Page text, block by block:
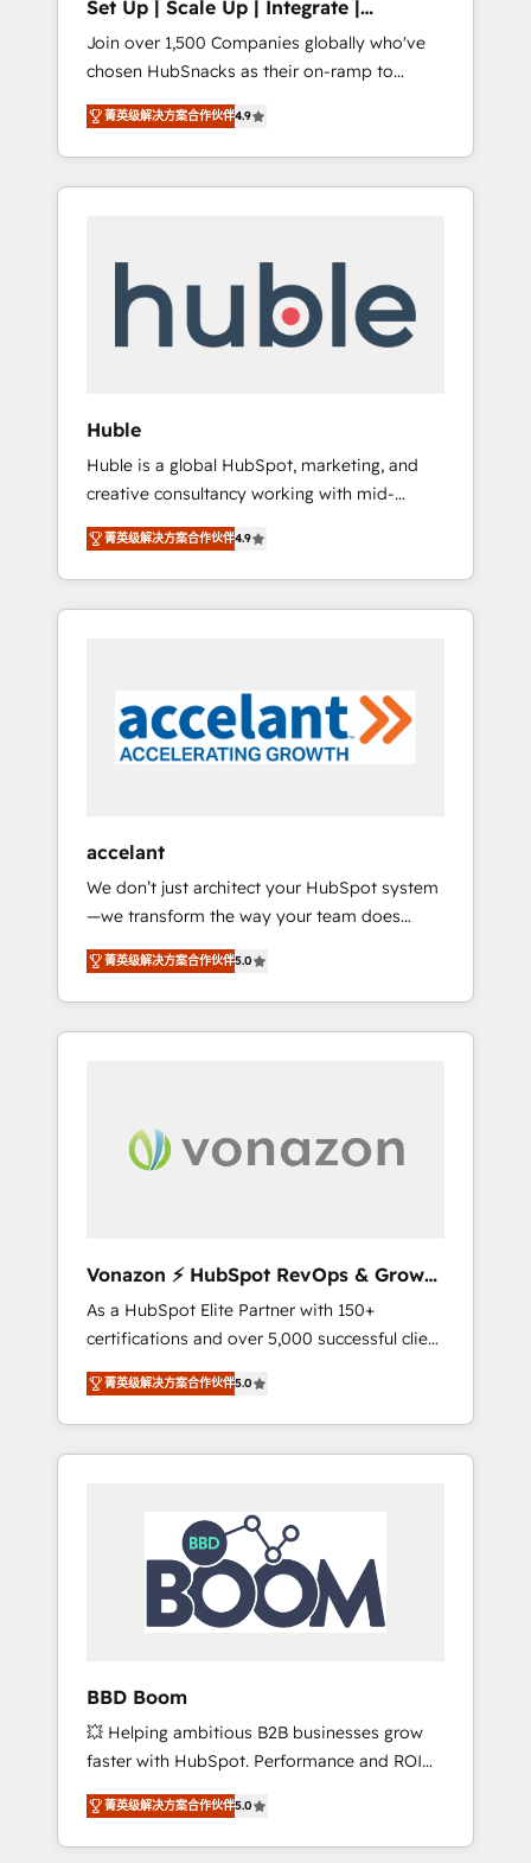
people, exciting ideas and can-do mentality,
we ensure revenue growth on a daily basis.
So tell us your challenge; our passionate and
growth driven team of 100+ experts is ready
for you! Driving digital growth |
www.brightdigital.com
Set Up | Scale Up | Integrate |
HubSnacks FlexPlan
Join over 1,500 Companies globally who've
chosen HubSnacks as their on-ramp to
HubSpot since 2014 Simple pay-as-you-go
plans that accelerate value... 1️⃣ Set Up |
Onboarding New or Check-fixing existing
HubSpot portals 2️⃣ Scale Up | 100% HubSpot
API Integration project... ⬅️ Click "Contact
Business" ⬅️ to access 150+ Kickstart
Paypal 💰 Sage or Netsuite 🤖 Google or
Microsoft ✍️ DocuSign or PandaDoc 🌐
Avalara or Quaderno HubSnacks holds the
rare Advanced "Custom Integrations"
Accreditation, securely sync data across... 🔄
any apps, in any direction. Stuck on your old
CRM..? Migrate | seamlessly off your old CRM
our in-house "HubScrub" Tool.
菁英级解决方案合作伙伴4.9
Huble
Huble is a global HubSpot, marketing, and
creative consultancy working with mid-
market and enterprise businesses. We go
beyond implementation, shaping the
strategy, processes, and teams that turn
HubSpot into a genuine growth engine.
5 partners worldwide, and with over 15 years
in the ecosystem, Huble has built a track
record that speaks for itself. One company,
Singapore, and South Africa. Certified
compliant with ISO/IEC 27001:2022 and ISO
9001:2015 across all seven international
offices and 175+ employees.
菁英级解决方案合作伙伴4.9
accelant
We don’t just architect your HubSpot system
—we transform the way your team does
business. As an Elite HubSpot Solutions
Partner, we specialize in creating tailored,
end-to-end CRM solutions that accelerate
growth, improve operational efficiency, and
time to deeply understand your unique
needs, crafting custom strategies that deliver
responsiveness, and ongoing support, we
equip your team to adopt new systems with
confidence and achieve a unified, data-
driven approach to customer engagement.
菁英级解决方案合作伙伴5.0
Vonazon ⚡ HubSpot RevOps & Growth
Strategy Experts
As a HubSpot Elite Partner with 150+
certifications and over 5,000 successful client
engagements, Vonazon turns marketing
complexity into measurable, scalable growth.
From onboarding to enterprise-grade
campaigns, our in-house team builds scalable
HubSpot Integration & Optimization •
Seamless CRM, CMS, and automation setup •
Complex platform migrations and data
cleanups • Custom APIs and third-party
integrations 📈 End-to-End Revenue
tools and CRM optimization • Retention
strategies with customer journey mapping 🏅
Elite-Level HubSpot Execution • 750+
onboardings and 2,000+ implementations •
Deep expertise across marketing, sales, and
service hubs • Built-in flexibility for startups
菁英级解决方案合作伙伴5.0
BBD Boom
💥 Helping ambitious B2B businesses grow
faster with HubSpot. Performance and ROI
focused. 💥 BBD Boom is the HubSpot
partner that can help you to HubSpot Better.
We work with your teams to solve all your
菁英级解决方案合作伙伴5.0